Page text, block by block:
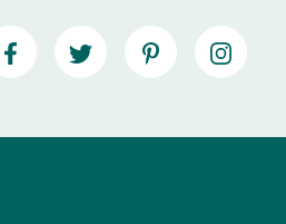
ödeme ile ödemenizi tamamlayabilirsiniz ,